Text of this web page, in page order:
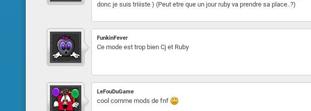
donc je suis triiiste ) (Peut etre que un jour ruby va prendre sa place..?)
FunkinFever
Ce mode est trop bien Cj et Ruby
LeFouDuGame
cool comme mods de fnf